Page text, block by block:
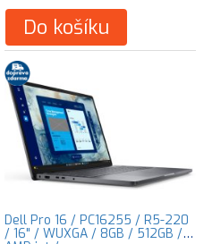
Do košíku
Dell Pro 16 / PC16255 / R5-220
/ 16" / WUXGA / 8GB / 512GB /